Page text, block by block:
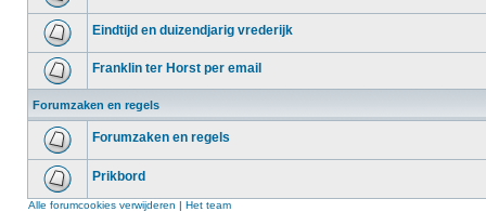
Eindtijd en duizendjarig vrederijk
Franklin ter Horst per email
Forumzaken en regels
Forumzaken en regels
Prikbord
Alle forumcookies verwijderen | Het team